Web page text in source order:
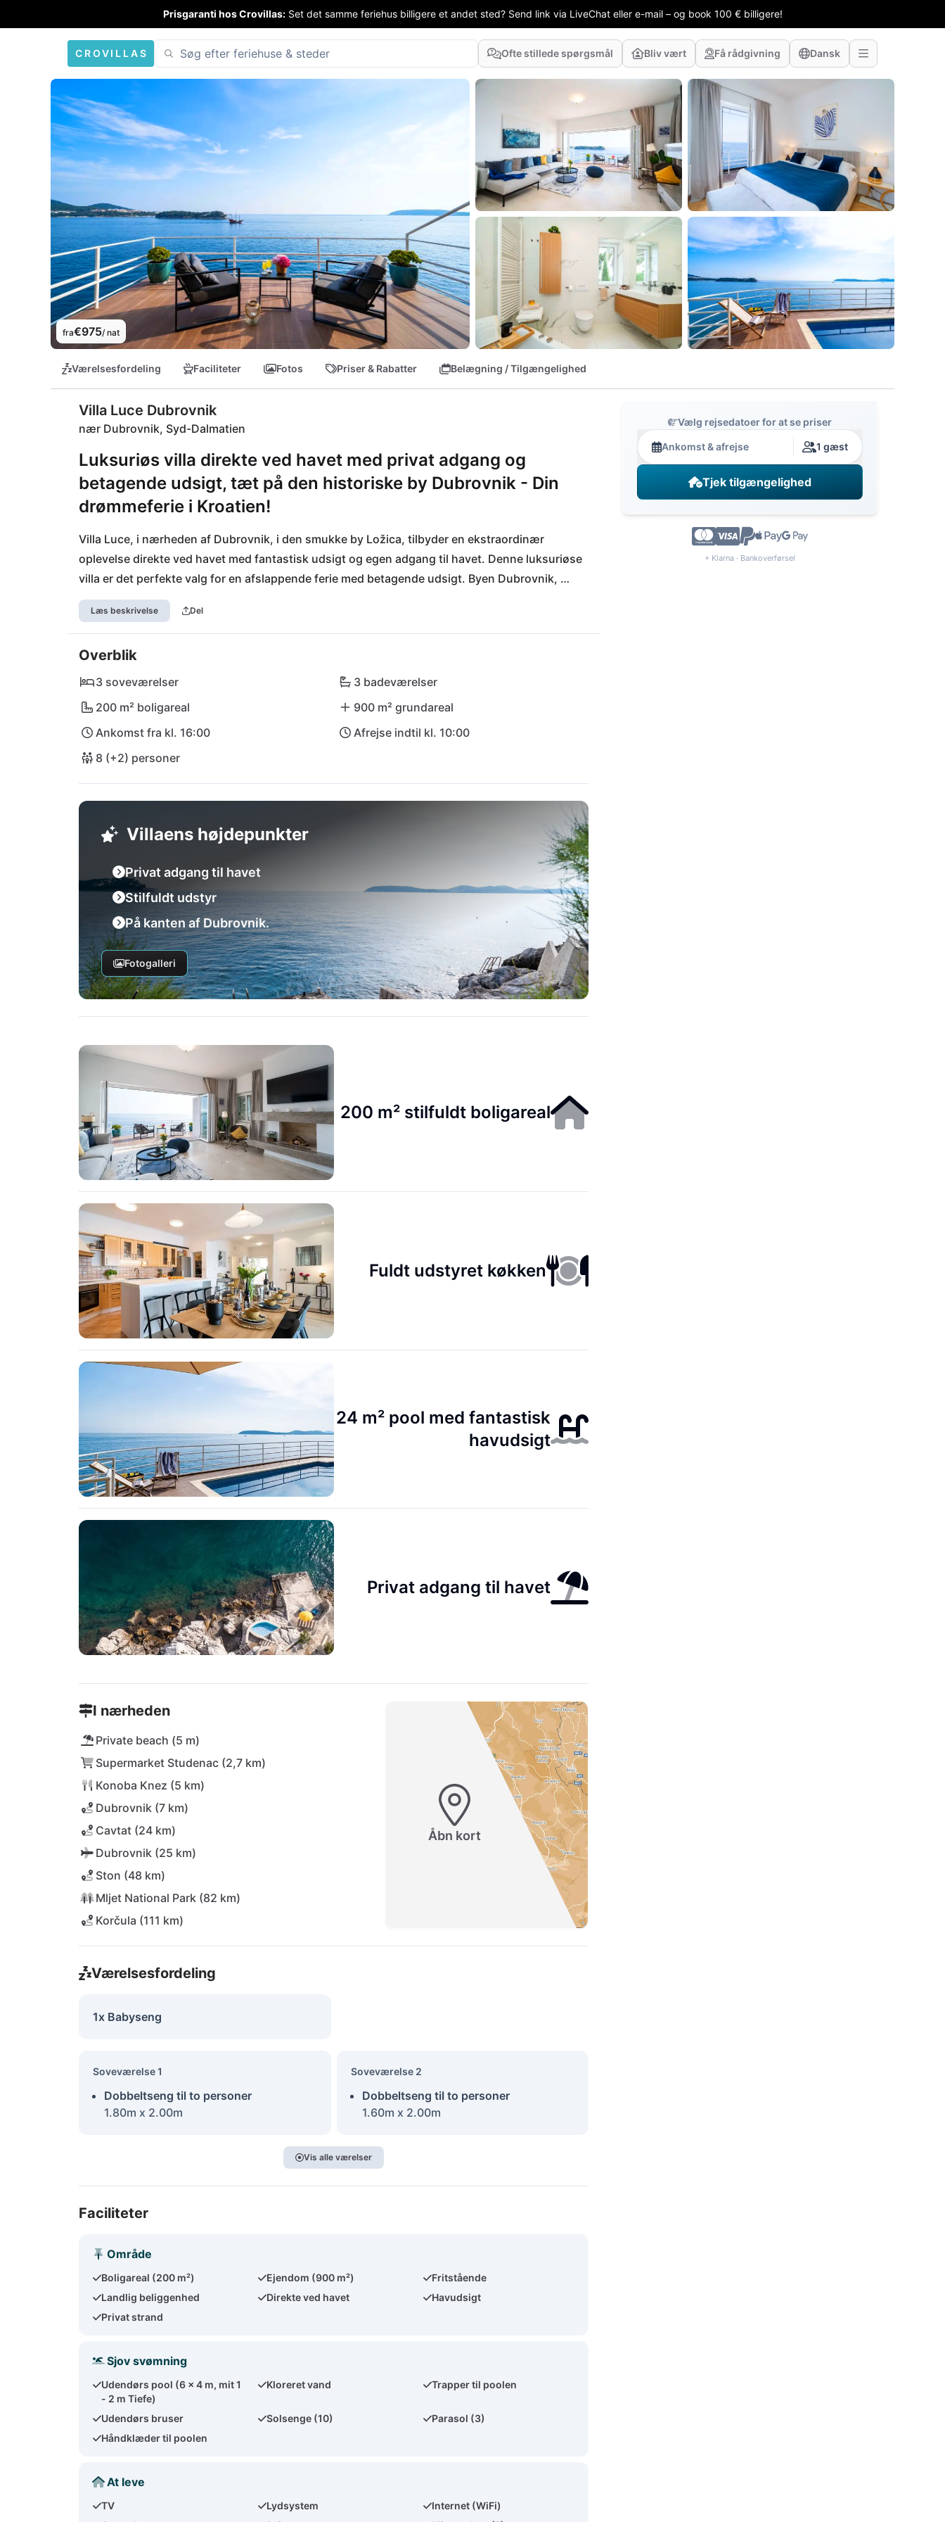
Prisgaranti hos Crovillas: Set det samme feriehus billigere et andet sted? Send link via LiveChat eller e-mail – og book 100 € billigere!
CROVILLAS Ofte stillede spørgsmål Bliv vært Få rådgivning Dansk
fra€975/ nat
Værelsesfordeling Faciliteter Fotos Priser & Rabatter Belægning / Tilgængelighed
Villa Luce Dubrovnik
nær Dubrovnik, Syd-Dalmatien
Luksuriøs villa direkte ved havet med privat adgang og
betagende udsigt, tæt på den historiske by Dubrovnik - Din
drømmeferie i Kroatien!
Villa Luce, i nærheden af Dubrovnik, i den smukke by Ložica, tilbyder en ekstraordinær
oplevelse direkte ved havet med fantastisk udsigt og egen adgang til havet. Denne luksuriøse
villa er det perfekte valg for en afslappende ferie med betagende udsigt. Byen Dubrovnik,
kendt som "Adriaterhavets perle", imponerer med sin rige historie, spektakulære mure,
charmerende gamle bydel og forskellige kulturelle tilbud. Desuden ligger Villa Luce kun få
kilometer fra Dubrovniks internationale lufthavn og tilbyder nem og hurtig adgang til dette
smukke middelhavsdestination.
Læs beskrivelse Del
Overblik
3 soveværelser
3 badeværelser
200 m² boligareal
900 m² grundareal
Ankomst fra kl. 16:00
Afrejse indtil kl. 10:00
8 (+2) personer
Villaens højdepunkter
Privat adgang til havet
Stilfuldt udstyr
På kanten af Dubrovnik.
Fotogalleri
200 m² stilfuldt boligareal
Fuldt udstyret køkken
24 m² pool med fantastisk
havudsigt
Privat adgang til havet
I nærheden
Private beach (5 m)
Supermarket Studenac (2,7 km)
Konoba Knez (5 km)
Dubrovnik (7 km)
Cavtat (24 km)
Dubrovnik (25 km)
Ston (48 km)
Mljet National Park (82 km)
Korčula (111 km)
Åbn kort
Værelsesfordeling
1x Babyseng
Soveværelse 1
Dobbeltseng til to personer
1.80m x 2.00m
Soveværelse 2
Dobbeltseng til to personer
1.60m x 2.00m
Vis alle værelser
Faciliteter
Område
Boligareal (200 m²) Ejendom (900 m²)
Fritstående
Landlig beliggenhed
Direkte ved havet
Havudsigt
Privat strand
Sjov svømning
Udendørs pool (6 x 4 m, mit 1
- 2 m Tiefe)
Kloreret vand Trapper til poolen
Udendørs bruser Solsenge (10)
Parasol (3)
Håndklæder til poolen
At leve
TV Lydsystem
Internet (WiFi)
Vælg rejsedatoer for at se priser
Ankomst & afrejse 1 gæst
Tjek tilgængelighed
+ Klarna · Bankoverførsel